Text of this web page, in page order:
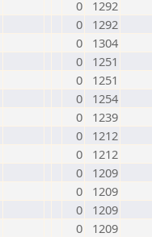
0
1292
0
1292
0
1304
0
1251
0
1251
0
1254
0
1239
0
1212
0
1212
0
1209
0
1209
0
1209
0
1209